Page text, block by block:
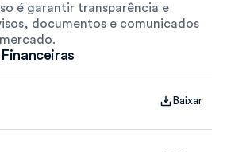
é garantir transparência e
documentos e comunicados
Baixar